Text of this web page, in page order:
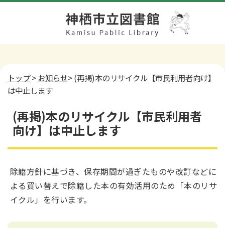
トップ>お知らせ> (再掲)本のリサイクル【市民利用者向け】
は中止します
(再掲)本のリサイクル【市民利用者
向け】は中止します
除籍方針に基づき、保存期間が過ぎたものや改訂などに
よる買い替えで除籍した本の有効活用のため「本のリサ
イクル」を行います。